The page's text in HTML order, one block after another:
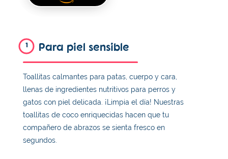
1 Para piel sensible
Toallitas calmantes para patas, cuerpo y cara,
llenas de ingredientes nutritivos para perros y
gatos con piel delicada. ¡Limpia el día! Nuestras
toallitas de coco enriquecidas hacen que tu
compañero de abrazos se sienta fresco en
segundos.